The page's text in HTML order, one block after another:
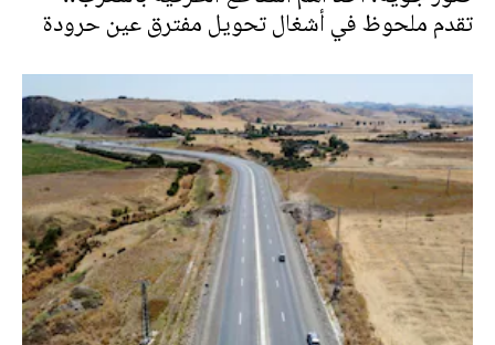
تقدم ملحوظ في أشغال تحويل مفترق عين حرودة